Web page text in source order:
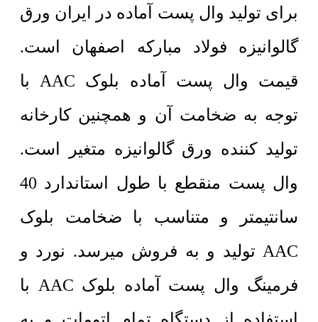
برای تولید وال پست آماده در ایران ورق
گالوانیزه فولاد مبارکه اصفهان است.
قیمت وال پست آماده بلوک AAC با
توجه به ضخامت آن و همچنین کارخانه
تولید کننده ورق گالوانیزه متغیر است.
وال پست منقطع با طول استاندارد 40
سانتیمتر و متناسب با ضخامت بلوک
AAC تولید و به فروش میرسد. نورد و
فرمینگ وال پست آماده بلوک AAC با